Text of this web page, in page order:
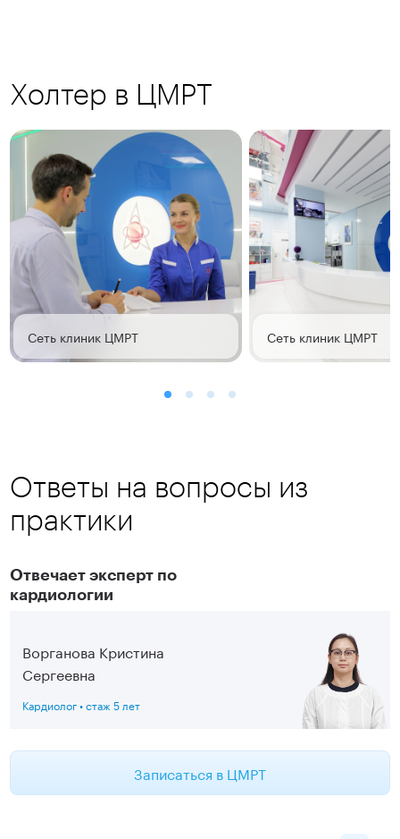
Холтер в ЦМРТ
Сеть клиник ЦМРТ Сеть клиник ЦМРТ
Ответы на вопросы из
практики
Отвечает эксперт по
кардиологии
Ворганова Кристина
Сергеевна
Кардиолог •стаж 5 лет
Записаться в ЦМРТ